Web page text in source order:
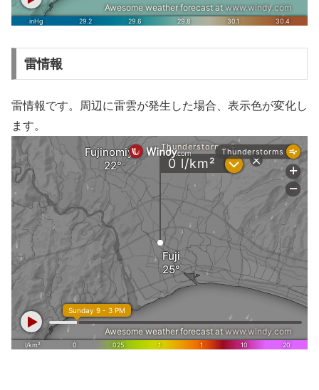
雷情報
雷情報です。周辺に雷雲が発生した場合、表示色が変化し
ます。